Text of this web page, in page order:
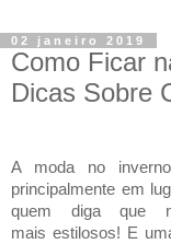
02 janeiro 2019
Como Ficar
Dicas Sobre
A moda no
principalmente em
quem diga que
mais estilosos! E